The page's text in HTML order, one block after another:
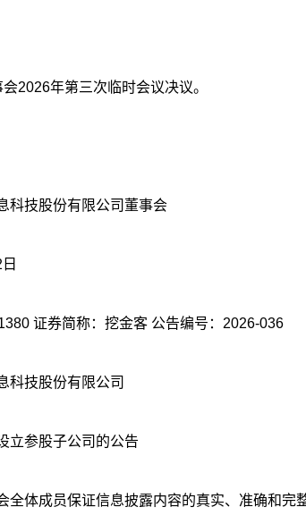
2026年第三次临时会议决议。
科技股份有限公司董事会
证券简称：挖金客 公告编号：2026-036
科技股份有限公司
立参股子公司的公告
全体成员保证信息披露内容的真实、准确和完